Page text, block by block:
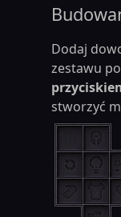
Dodaj
zestawu
stworzyć